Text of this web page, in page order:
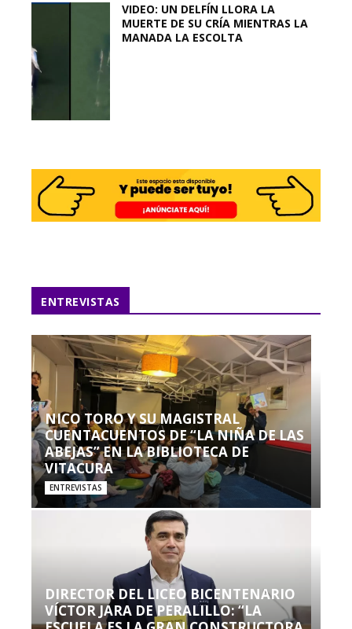
VIDEO: UN DELFÍN LLORA LA
MUERTE DE SU CRÍA MIENTRAS LA
MANADA LA ESCOLTA
ENTREVISTAS
NICO TORO Y SU MAGISTRAL
CUENTACUENTOS DE “LA NIÑA DE LAS
ABEJAS” EN LA BIBLIOTECA DE
VITACURA
ENTREVISTAS
DIRECTOR DEL LICEO BICENTENARIO
VÍCTOR JARA DE PERALILLO: “LA